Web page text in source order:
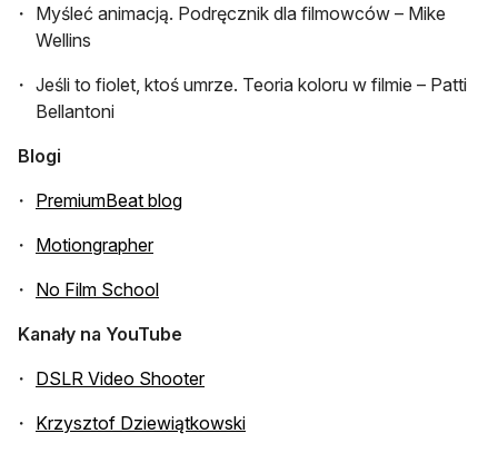
Myśleć animacją. Podręcznik dla filmowców – Mike
Wellins
Jeśli to fiolet, ktoś umrze. Teoria koloru w filmie – Patti
Bellantoni
Blogi
PremiumBeat blogotwiera się w nowej karcie
Motiongrapherotwiera się w nowej karcie
No Film Schoolotwiera się w nowej karcie
Kanały na YouTube
DSLR Video Shooterotwiera się w nowej karcie
Krzysztof Dziewiątkowskiotwiera się w nowej karcie